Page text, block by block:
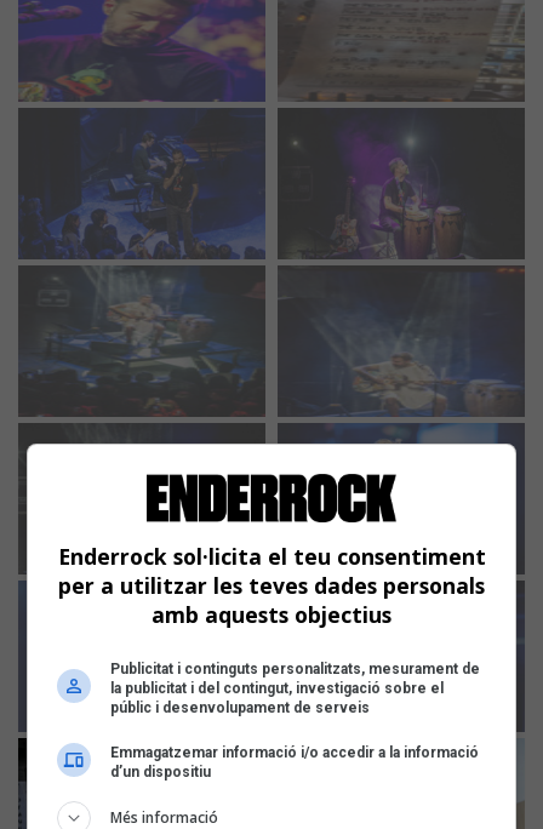
Enderrock sol·licita el teu consentiment
per a utilitzar les teves dades personals
amb aquests objectius
Publicitat i continguts personalitzats, mesurament de
la publicitat i del contingut, investigació sobre el
públic i desenvolupament de serveis
Emmagatzemar informació i/o accedir a la informació
d’un dispositiu
Més informació